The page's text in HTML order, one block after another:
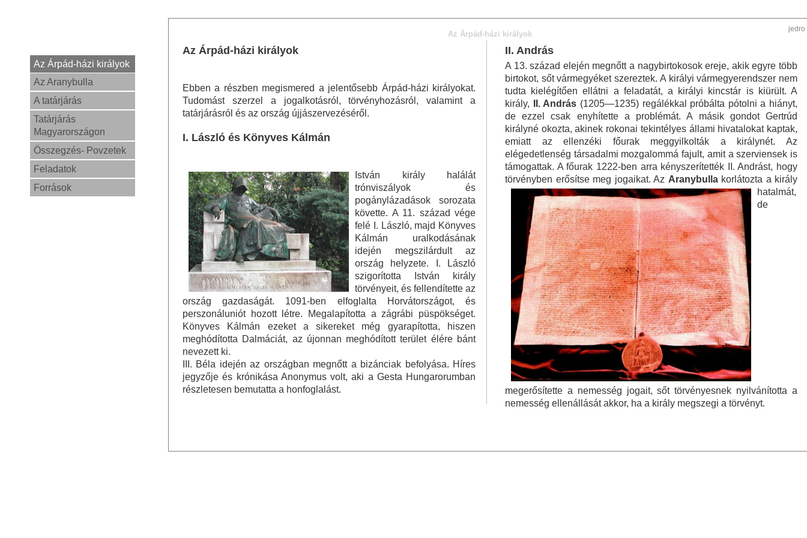
Az Árpád-házi királyok
Az Aranybulla
A tatárjárás
Tatárjárás
Magyarországon
Összegzés- Povzetek
Feladatok
Források
jedro
Az Árpád-házi királyok
Az Árpád-házi királyok
Ebben a részben megismered a jelentősebb Árpád-házi királyokat.
Tudomást szerzel a jogalkotásról, törvényhozásról, valamint a
tatárjárásról és az ország újjászervezéséről.
I. László és Könyves Kálmán
István király halálát
trónviszályok és
pogánylázadások sorozata
követte. A 11. század vége
felé I. László, majd Könyves
Kálmán uralkodásának
idején megszilárdult az
ország helyzete. I. László
szigorította István király
törvényeit, és fellendítette az
ország gazdaságát. 1091-ben elfoglalta Horvátországot, és
perszonáluniót hozott létre. Megalapította a zágrábi püspökséget.
Könyves Kálmán ezeket a sikereket még gyarapította, hiszen
meghódította Dalmáciát, az újonnan meghódított terület élére bánt
nevezett ki.
III. Béla idején az országban megnőtt a bizánciak befolyása. Híres
jegyzője és krónikása Anonymus volt, aki a Gesta Hungarorumban
részletesen bemutatta a honfoglalást.
II. András
A 13. század elején megnőtt a nagybirtokosok ereje, akik egyre több
birtokot, sőt vármegyéket szereztek. A királyi vármegyerendszer nem
tudta kielégítően ellátni a feladatát, a királyi kincstár is kiürült. A
király,
II. András (1205—1235) regálékkal próbálta pótolni a hiányt,
de ezzel csak enyhítette a problémát. A másik gondot Gertrúd
királyné okozta, akinek rokonai tekintélyes állami hivatalokat kaptak,
emiatt az ellenzéki főurak meggyilkolták a királynét. Az
elégedetlenség társadalmi mozgalommá fajult, amit a szerviensek is
támogattak. A főurak 1222-ben arra kényszerítették II. Andrást, hogy
törvényben erősítse meg jogaikat. Az Aranybulla korlátozta a király
hatalmát,
de
megerősítette a nemesség jogait, sőt törvényesnek nyilvánította a
nemesség ellenállását akkor, ha a király megszegi a törvényt.